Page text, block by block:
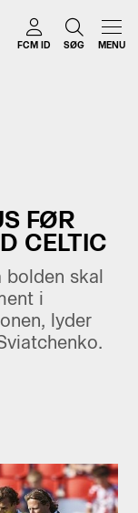
FCM ID SØG MENU
FØR
CELTIC
skal
i
lyder